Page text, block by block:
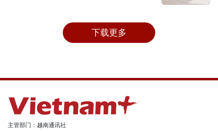
下载更多
主管部门：越南通讯社